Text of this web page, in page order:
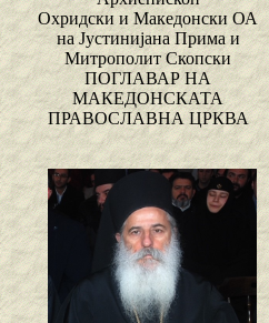
Охридски и Македонски ОА
на Јустинијана Прима и
Митрополит Скопски
ПОГЛАВАР НА
МАКЕДОНСКАТА
ПРАВОСЛАВНА ЦРКВА